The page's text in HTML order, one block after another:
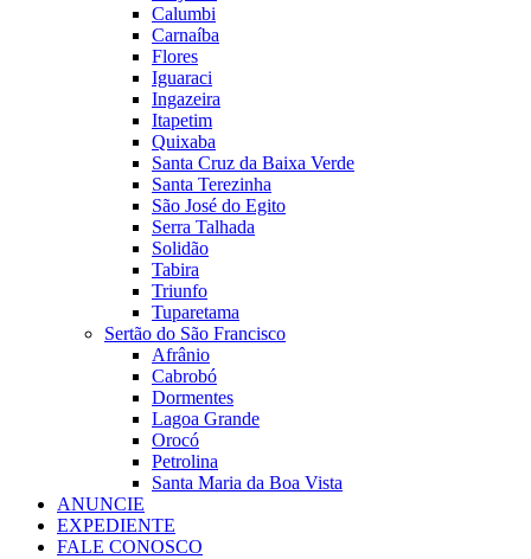
Calumbi
Carnaíba
Flores
Iguaraci
Ingazeira
Itapetim
Quixaba
Santa Cruz da Baixa Verde
Santa Terezinha
São José do Egito
Serra Talhada
Solidão
Tabira
Triunfo
Tuparetama
Sertão do São Francisco
Afrânio
Cabrobó
Dormentes
Lagoa Grande
Orocó
Petrolina
Santa Maria da Boa Vista
ANUNCIE
EXPEDIENTE
FALE CONOSCO